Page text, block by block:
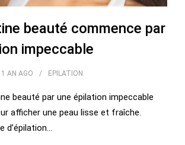
beauté commence par
impeccable
1 AN AGO EPILATION
beauté par une épilation impeccable
afficher une peau lisse et fraîche.
d’épilation…